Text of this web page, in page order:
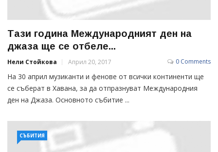
Тази година Международният ден на
джаза ще се отбеле...
Нели Стойкова Април 20, 2017 0 Comments
На 30 април музиканти и фенове от всички континенти ще
се съберат в Хавана, за да отпразнуват Международния
ден на Джаза. Основното събитие ...
СЪБИТИЯ